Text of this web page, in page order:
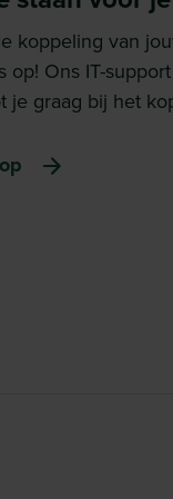
koppeling van
op! Ons IT-
je graag bij het